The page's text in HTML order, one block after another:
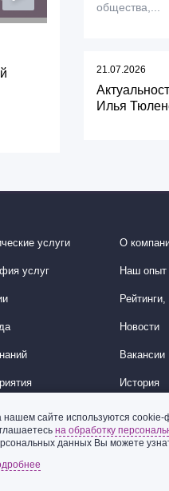
общества,...
21.07.2026
Илья
услуги
услуг
О
Наш опыт
Новости
Вакансии
История
нашем сайте используются
на обработку
данных Вы можете